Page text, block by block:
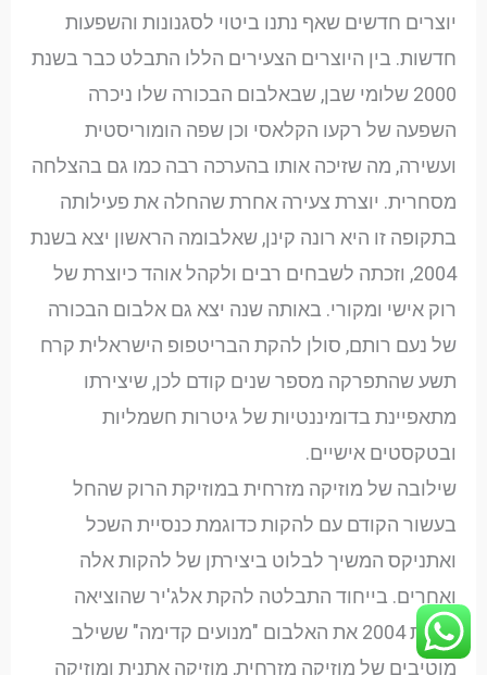
יוצרים חדשים שאף נתנו ביטוי לסגנונות והשפעות
חדשות. בין היוצרים הצעירים הללו התבלט כבר בשנת
2000 שלומי שבן, שבאלבום הבכורה שלו ניכרה
השפעה של רקעו הקלאסי וכן שפה הומוריסטית
ועשירה, מה שזיכה אותו בהערכה רבה כמו גם בהצלחה
מסחרית. יוצרת צעירה אחרת שהחלה את פעילותה
בתקופה זו היא רונה קינן, שאלבומה הראשון יצא בשנת
2004, וזכתה לשבחים רבים ולקהל אוהד כיוצרת של
רוק אישי ומקורי. באותה שנה יצא גם אלבום הבכורה
של נעם רותם, סולן להקת הבריטפופ הישראלית קרח
תשע שהתפרקה מספר שנים קודם לכן, שיצירתו
מתאפיינת בדומיננטיות של גיטרות חשמליות
ובטקסטים אישיים.
שילובה של מוזיקה מזרחית במוזיקת הרוק שהחל
בעשור הקודם עם להקות כדוגמת כנסיית השכל
ואתניקס המשיך לבלוט ביצירתן של להקות אלה
ואחרים. בייחוד התבלטה להקת אלג'יר שהוציאה
בשנת 2004 את האלבום "מנועים קדימה" ששילב
מוטיבים של מוזיקה מזרחית, מוזיקה אתנית ומוזיקה